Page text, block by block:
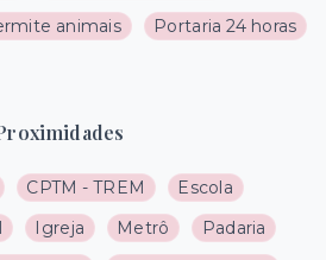
animais
Portaria 24 horas
CPTM - TREM
Escola
Igreja Metrô
Padaria